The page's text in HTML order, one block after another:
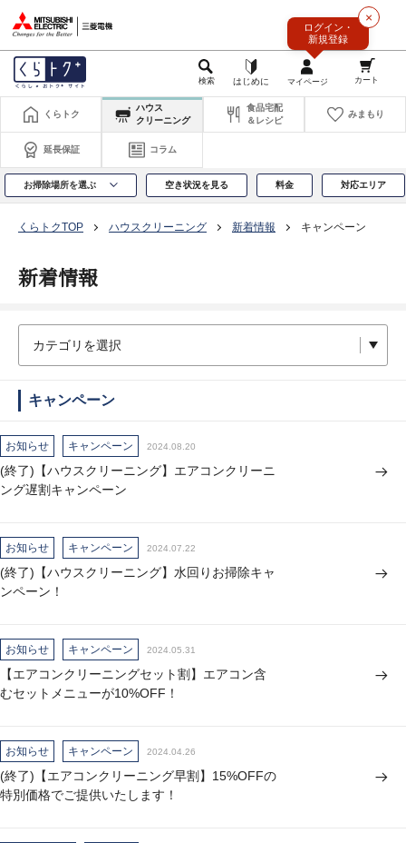
×
ログイン・
新規登録
くらトク
ハウス
クリーニング
食品宅配
＆レシピ
みまもり
延長保証 コラム
お掃除場所を選ぶ 空き状況を見る 料金 対応エリア
くらトクTOP ハウスクリーニング 新着情報 キャンペーン
新着情報
キャンペーン
お知らせ キャンペーン 2024.08.20
(終了)【ハウスクリーニング】エアコンクリーニ
ング遅割キャンペーン
お知らせ キャンペーン 2024.07.22
(終了)【ハウスクリーニング】水回りお掃除キャ
ンペーン！
お知らせ キャンペーン 2024.05.31
【エアコンクリーニングセット割】エアコン含
むセットメニューが10%OFF！
お知らせ キャンペーン 2024.04.26
(終了)【エアコンクリーニング早割】15%OFFの
特別価格でご提供いたします！